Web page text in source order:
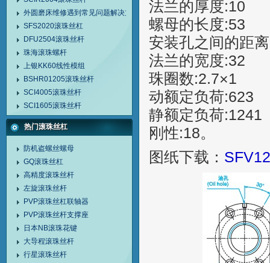
外圆磨床维修遇到常见问题解决方法
SFS2020滚珠丝杠
DFU2504滚珠丝杆
珠海滚珠螺杆
上银KK60线性模组
BSHR01205滚珠丝杆
SCI4005滚珠丝杆
SCI1605滚珠丝杆
热门滚珠丝杠
防机盗螺丝螺母
GQ滚珠丝杠
高精度滚珠丝杆
左旋滚珠丝杆
PVP滚珠丝杠联轴器
PVP滚珠丝杆支撑座
日本NB滚珠花键
大导程滚珠丝杆
行星滚珠丝杆
法兰的厚度:10
螺母的长度:53
安装孔之间的距
法兰的宽度:32
珠圈数:2.7×1
动额定负荷:623
静额定负荷:1241
刚性:18。
图纸下载：